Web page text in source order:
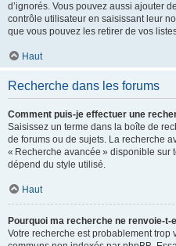
d’ignorés. Vous pouvez aussi ajouter
contrôle utilisateur en saisissant leur
que vous pouvez les retirer de vos
Haut
Recherche dans les forums
Comment puis-je effectuer une
Saisissez un terme dans la boîte de
de forums ou de sujets. La recherche
« Recherche avancée » disponible sur
dépend du style utilisé.
Haut
Pourquoi ma recherche ne renvoie-t-
Votre recherche est probablement trop